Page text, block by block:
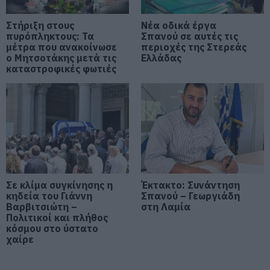
06.08.2026 | 19:40
Φωτιά στη Σκύρο: Συνεχίζει να
καίει στο Νησί, συγκλονιστική
μαρτυρία – Νέες εικόνες και
βίντεο
Ξεκινάει τεράστιο έργο αξίας
2.425.000€ στην Εύβοια – Δείτε
πού
06.08.2026 | 19:20
Ο μεγαλύτερος αυτοκινητόδρομος
της Ευρώπης κατασκευάζεται
στην Ελλάδα – Πού θα γίνει
06.08.2026 | 19:00
Συγκίνηση στην Εύβοια: Νέοι από
Στήριξη στους
πυρόπληκτους: Τα
μέτρα που ανακοίνωσε
ο Μητσοτάκης μετά τις
καταστροφικές φωτιές
Νέα οδικά έργα
Σπανού σε αυτές τις
περιοχές της Στερεάς
Ελλάδας
Σε κλίμα συγκίνησης η
κηδεία του Γιάννη
Βαρβιτσιώτη –
Πολιτικοί και πλήθος
κόσμου στο ύστατο
χαίρε
Έκτακτο: Συνάντηση
Σπανού – Γεωργιάδη
στη Λαμία